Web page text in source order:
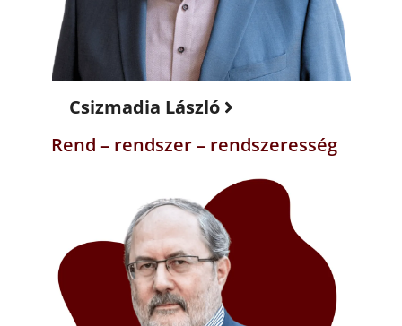
Csizmadia László
Rend – rendszer – rendszeresség